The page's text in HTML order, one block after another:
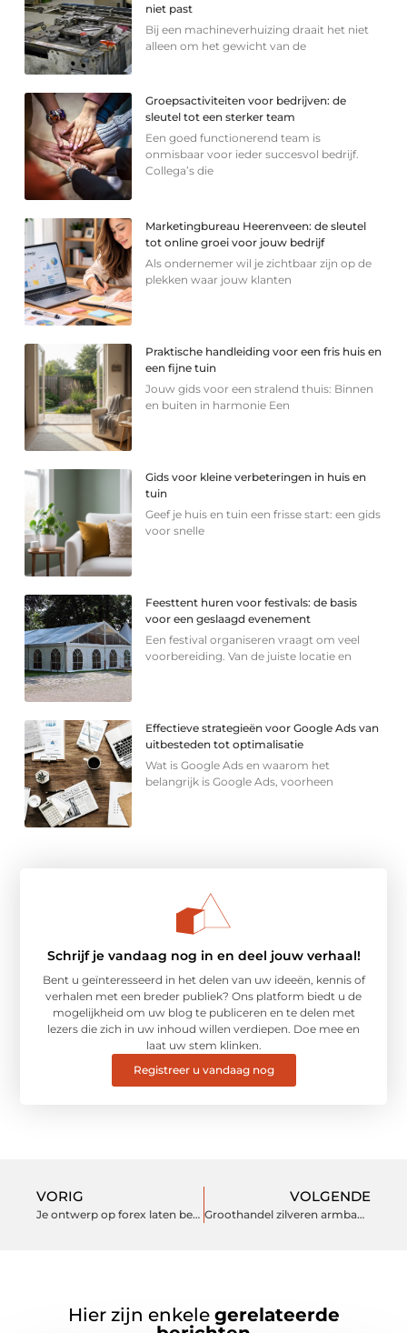
niet past
Bij een machineverhuizing draait het niet
alleen om het gewicht van de
Groepsactiviteiten voor bedrijven: de
sleutel tot een sterker team
Een goed functionerend team is
onmisbaar voor ieder succesvol bedrijf.
Collega’s die
Marketingbureau Heerenveen: de sleutel
tot online groei voor jouw bedrijf
Als ondernemer wil je zichtbaar zijn op de
plekken waar jouw klanten
Praktische handleiding voor een fris huis en
een fijne tuin
Jouw gids voor een stralend thuis: Binnen
en buiten in harmonie Een
Gids voor kleine verbeteringen in huis en
tuin
Geef je huis en tuin een frisse start: een gids
voor snelle
Feesttent huren voor festivals: de basis
voor een geslaagd evenement
Een festival organiseren vraagt om veel
voorbereiding. Van de juiste locatie en
Effectieve strategieën voor Google Ads van
uitbesteden tot optimalisatie
Wat is Google Ads en waarom het
belangrijk is Google Ads, voorheen
Schrijf je vandaag nog in en deel jouw verhaal!
Bent u geïnteresseerd in het delen van uw ideeën, kennis of
verhalen met een breder publiek? Ons platform biedt u de
mogelijkheid om uw blog te publiceren en te delen met
lezers die zich in uw inhoud willen verdiepen. Doe mee en
laat uw stem klinken.
Registreer u vandaag nog
VORIG
Je ontwerp op forex laten bedrukken, alles is mogelijk!
VOLGENDE
Groothandel zilveren armbanden
Hier zijn enkele gerelateerde